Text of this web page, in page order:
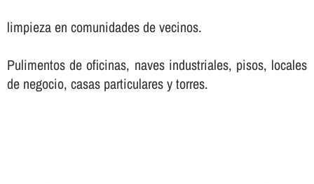
limpieza en comunidades de vecinos.
Pulimentos de oficinas, naves industriales, pisos, locales
de negocio, casas particulares y torres.